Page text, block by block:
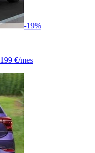
-19%
199 €/mes